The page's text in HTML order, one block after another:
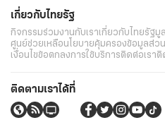
เกี่ยวกับไทยรัฐ
กิจกรรมร่วมงานกับเราเกี่ยวกับไทยรัฐมู
ศูนย์ช่วยเหลือนโยบายคุ้มครองข้อมูลส่ว
เงื่อนไขข้อตกลงการใช้บริการติดต่อเราติ
ติดตามเราได้ที่